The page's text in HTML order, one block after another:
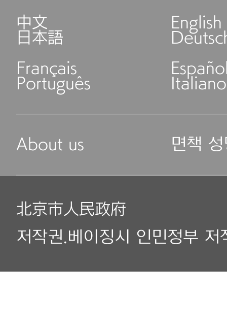
中文 English
日本語
Français
Português Italiano
About us 면책
北京市人民政府
저작권.베이징시 인민정부